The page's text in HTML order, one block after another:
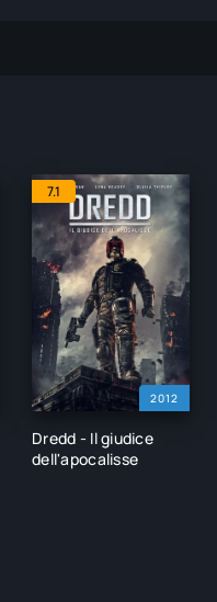
2012
7.1
Dredd - Il giudice
dell'apocalisse